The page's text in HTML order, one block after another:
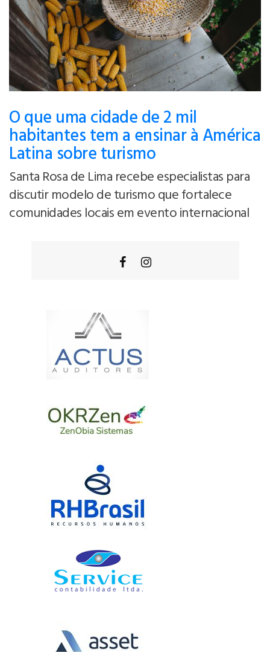
O que uma cidade de 2 mil
habitantes tem a ensinar à América
Latina sobre turismo
Santa Rosa de Lima recebe especialistas para
discutir modelo de turismo que fortalece
comunidades locais em evento internacional